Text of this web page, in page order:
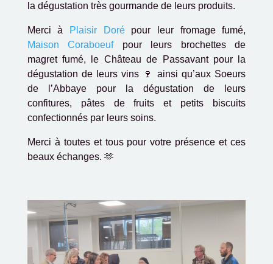
la dégustation très gourmande de leurs produits.
Merci à Plaisir Dorépour leur fromage fumé,
Maison Coraboeufpour leurs brochettes de
magret fumé, le Château de Passavant pour la
dégustation de leurs vins 🍷 ainsi qu’aux Soeurs
de l’Abbaye pour la dégustation de leurs
confitures, pâtes de fruits et petits biscuits
confectionnés par leurs soins.
Merci à toutes et tous pour votre présence et ces
beaux échanges. 🫶